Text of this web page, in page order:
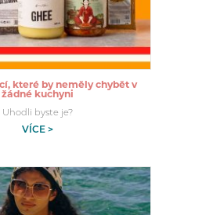
které by neměly chybět v
žádné kuchyni
Uhodli byste je?
VÍCE >